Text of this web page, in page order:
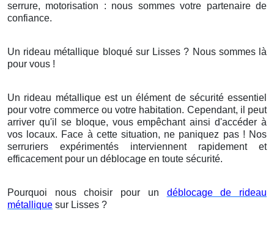
serrure, motorisation : nous sommes votre partenaire de
confiance.
Un rideau métallique bloqué sur Lisses ? Nous sommes là
pour vous !
Un rideau métallique est un élément de sécurité essentiel
pour votre commerce ou votre habitation. Cependant, il peut
arriver qu'il se bloque, vous empêchant ainsi d'accéder à
vos locaux. Face à cette situation, ne paniquez pas ! Nos
serruriers expérimentés interviennent rapidement et
efficacement pour un déblocage en toute sécurité.
Pourquoi nous choisir pour un déblocage de rideau
métallique sur Lisses ?